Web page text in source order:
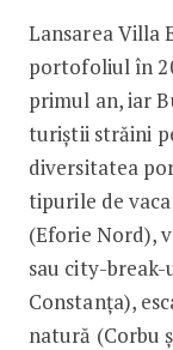
Lansarea Villa
portofoliul în
primul an, iar
turiștii străini
diversitatea
tipurile de
(Eforie Nord),
sau city-
Constanța),
natură (Corbu